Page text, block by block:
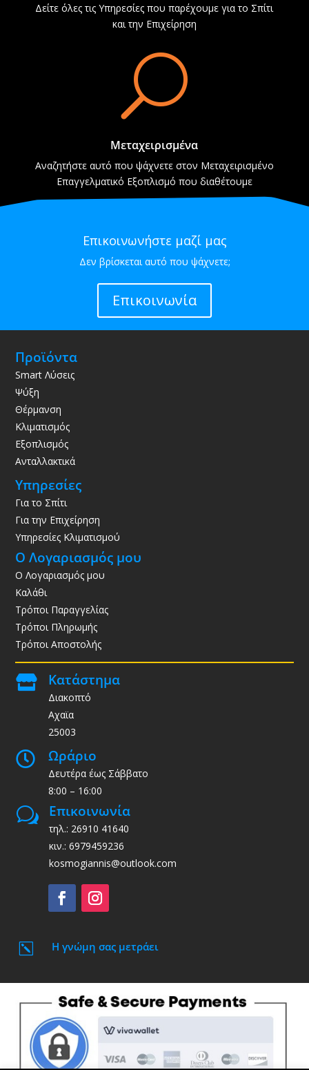
Δείτε όλες τις Υπηρεσίες που παρέχουμε για το Σπίτι
και την Επιχείρηση
U
Μεταχειρισμένα
Αναζητήστε αυτό που ψάχνετε στον Μεταχειρισμένο
Επαγγελματικό Εξοπλισμό που διαθέτουμε
Επικοινωνήστε μαζί μας
Δεν βρίσκεται αυτό που ψάχνετε;
Επικοινωνία
Προϊόντα
Smart Λύσεις
Ψύξη
Θέρμανση
Κλιματισμός
Εξοπλισμός
Ανταλλακτικά
Υπηρεσίες
Για το Σπίτι
Για την Επιχείρηση
Υπηρεσίες Κλιματισμού
Ο Λογαριασμός μου
Ο Λογαριασμός μου
Καλάθι
Τρόποι Παραγγελίας
Τρόποι Πληρωμής
Τρόποι Αποστολής
 Κατάστημα
Διακοπτό
Αχαϊα
25003
 Ωράριο
Δευτέρα έως Σάββατο
8:00 – 16:00
w Επικοινωνία
τηλ.: 26910 41640
κιν.: 6979459236
kosmogiannis@outlook.com
k Η γνώμη σας μετράει